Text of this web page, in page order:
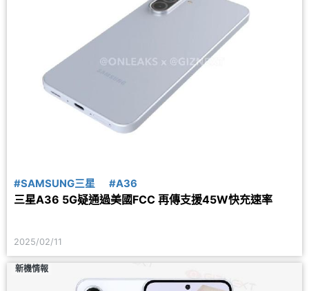
#SAMSUNG三星 #A36
三星A36 5G疑通過美國FCC 再傳支援45W快充速率
2025/02/11
新機情報